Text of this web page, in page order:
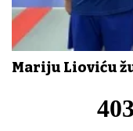
Mariju Lioviću